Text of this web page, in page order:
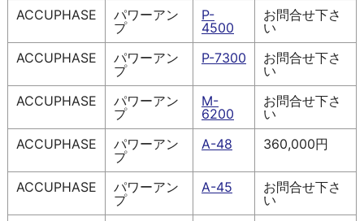
ACCUPHASE
パワーアン
プ
P-
4500
お問合せ下さ
い
ACCUPHASE
パワーアン
プ
P-7300
お問合せ下さ
い
ACCUPHASE
パワーアン
プ
M-
6200
お問合せ下さ
い
ACCUPHASE
パワーアン
プ
A-48 360,000円
ACCUPHASE
パワーアン
プ
A-45
お問合せ下さ
い